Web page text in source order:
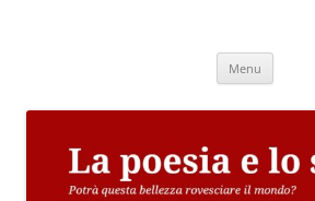
Menu